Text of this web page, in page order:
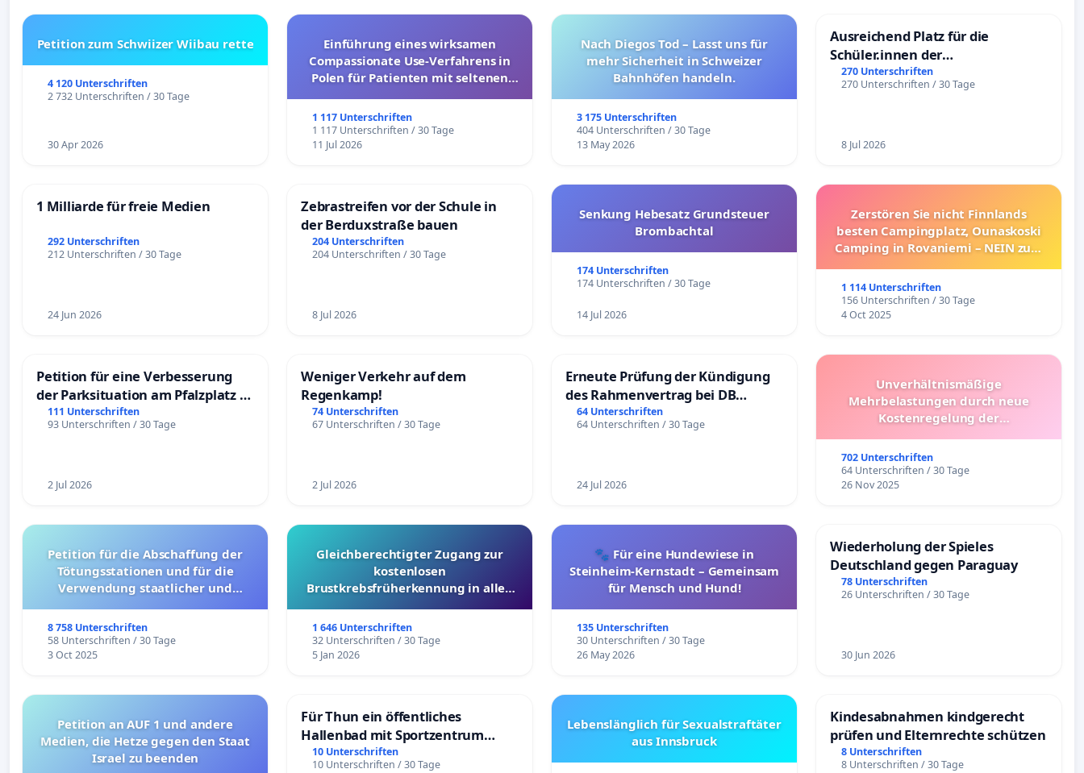
Petition zum Schwiizer Wiibau rette
4 120 Unterschriften
2 732 Unterschriften / 30 Tage
30 Apr 2026
Einführung eines wirksamen
Compassionate Use-Verfahrens in
Polen für Patienten mit seltenen
1 117 Unterschriften
1 117 Unterschriften / 30 Tage
11 Jul 2026
Nach Diegos Tod – Lasst uns für
mehr Sicherheit in Schweizer
Bahnhöfen handeln.
3 175 Unterschriften
404 Unterschriften / 30 Tage
13 May 2026
Ausreichend Platz für die
Schüler.innen der
Schönbergschule
270 Unterschriften
270 Unterschriften / 30 Tage
8 Jul 2026
1 Milliarde für freie Medien
292 Unterschriften
212 Unterschriften / 30 Tage
24 Jun 2026
Zebrastreifen vor der Schule in
der Berduxstraße bauen
204 Unterschriften
204 Unterschriften / 30 Tage
8 Jul 2026
Senkung Hebesatz Grundsteuer
Brombachtal
174 Unterschriften
174 Unterschriften / 30 Tage
14 Jul 2026
Zerstören Sie nicht Finnlands
besten Campingplatz, Ounaskoski
Camping in Rovaniemi – NEIN zum
1 114 Unterschriften
156 Unterschriften / 30 Tage
4 Oct 2025
Petition für eine Verbesserung
der Parksituation am Pfalzplatz in
Mannheim
111 Unterschriften
93 Unterschriften / 30 Tage
2 Jul 2026
Weniger Verkehr auf dem
Regenkamp!
74 Unterschriften
67 Unterschriften / 30 Tage
2 Jul 2026
Erneute Prüfung der Kündigung
des Rahmenvertrag bei DB
Fahrwegdienste Gmbh
64 Unterschriften
64 Unterschriften / 30 Tage
24 Jul 2026
Unverhältnismäßige
Mehrbelastungen durch neue
Kostenregelung der
Überprüfung und Alternativen
702 Unterschriften
64 Unterschriften / 30 Tage
26 Nov 2025
Petition für die Abschaffung der
Tötungsstationen und für die
Verwendung staatlicher und
8 758 Unterschriften
58 Unterschriften / 30 Tage
3 Oct 2025
Gleichberechtigter Zugang zur
kostenlosen
Brustkrebsfrüherkennung in allen
1 646 Unterschriften
32 Unterschriften / 30 Tage
5 Jan 2026
🐾 Für eine Hundewiese in
Steinheim-Kernstadt – Gemeinsam
für Mensch und Hund!
135 Unterschriften
30 Unterschriften / 30 Tage
26 May 2026
Wiederholung der Spieles
Deutschland gegen Paraguay
78 Unterschriften
26 Unterschriften / 30 Tage
30 Jun 2026
Petition an AUF 1 und andere
Medien, die Hetze gegen den Staat
Israel zu beenden
Für Thun ein öffentliches
Hallenbad mit Sportzentrum
schaffen
10 Unterschriften
10 Unterschriften / 30 Tage
Lebenslänglich für Sexualstraftäter
aus Innsbruck
Kindesabnahmen kindgerecht
prüfen und Elternrechte schützen
8 Unterschriften
8 Unterschriften / 30 Tage